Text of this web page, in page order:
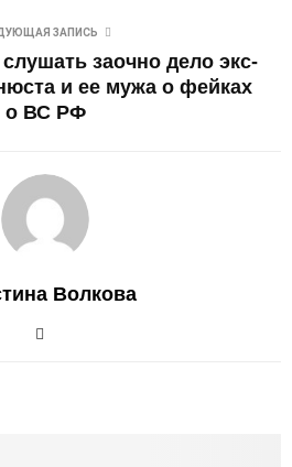
ЗАПИСЬ
заочно дело экс-
и ее мужа о фейках
о ВС РФ
Волкова